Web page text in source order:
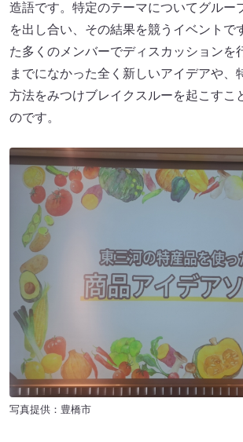
造語です。特定のテーマについてグルー
を出し合い、その結果を競うイベントで
た多くのメンバーでディスカッションを
までになかった全く新しいアイデアや、
方法をみつけブレイクスルーを起こすこ
のです。
写真提供：豊橋市